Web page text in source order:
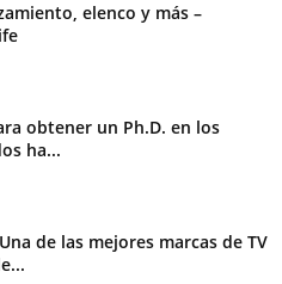
elenco y más –
obtener un Ph.D. en los
ha...
de las mejores marcas de TV